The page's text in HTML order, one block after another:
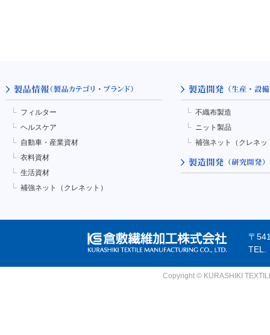
フィルター
ヘルスケア
自動車・産業資材
衣料資材
生活資材
補強ネット（クレネット）
不織布製造
ニット製品
補強ネット（クレネッ
〒
TEL.
Copyright © KURASHIKI